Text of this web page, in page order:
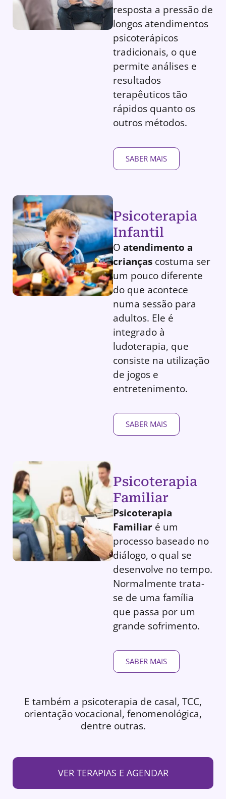
resposta a pressão de
longos atendimentos
psicoterápicos
tradicionais, o que
permite análises e
resultados
terapêuticos tão
rápidos quanto os
outros métodos.
SABER MAIS
Psicoterapia
Infantil
O atendimento a
crianças costuma ser
um pouco diferente
do que acontece
numa sessão para
adultos. Ele é
integrado à
ludoterapia, que
consiste na utilização
de jogos e
entretenimento.
SABER MAIS
Psicoterapia
Familiar
Psicoterapia
Familiar é um
processo baseado no
diálogo, o qual se
desenvolve no tempo.
Normalmente trata-
se de uma família
que passa por um
grande sofrimento.
SABER MAIS
E também a psicoterapia de casal, TCC,
orientação vocacional, fenomenológica,
dentre outras.
VER TERAPIAS E AGENDAR